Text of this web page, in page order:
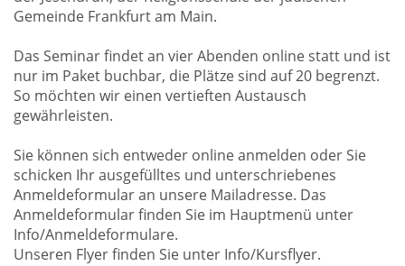
Gemeinde Frankfurt am Main.
Das Seminar findet an vier Abenden online statt und ist
nur im Paket buchbar, die Plätze sind auf 20 begrenzt.
So möchten wir einen vertieften Austausch
gewährleisten.
Sie können sich entweder online anmelden oder Sie
schicken Ihr ausgefülltes und unterschriebenes
Anmeldeformular an unsere Mailadresse. Das
Anmeldeformular finden Sie im Hauptmenü unter
Info/Anmeldeformulare.
Unseren Flyer finden Sie unter Info/Kursflyer.